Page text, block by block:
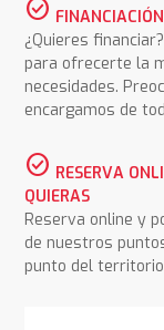
check_circle
¿Quieres
para ofrecerte la
necesidades.
encargamos de
check_circle RESERVA
QUIERAS
Reserva online y
de nuestros
punto del